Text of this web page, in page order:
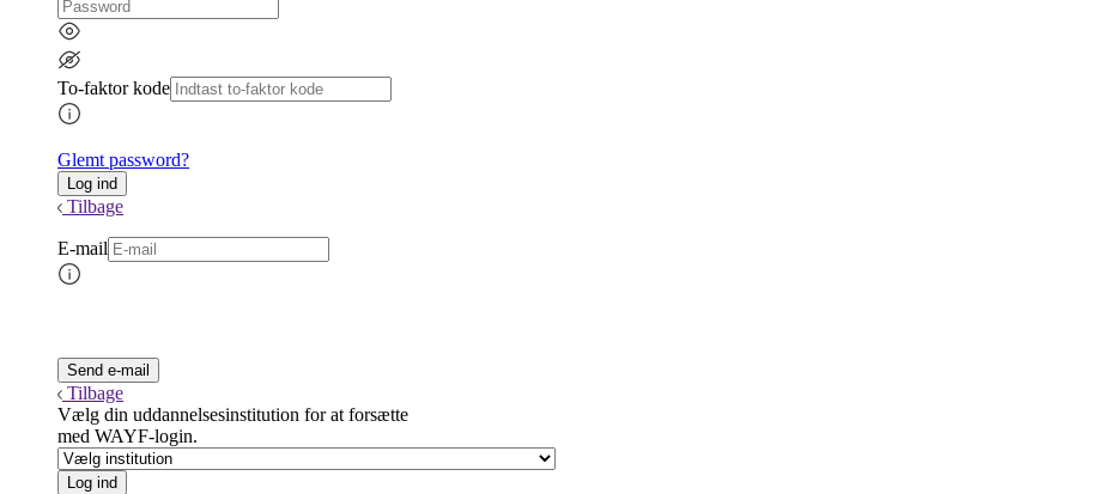
To-faktor kode
Glemt password?
Tilbage
E-mail
Tilbage
Vælg din uddannelsesinstitution for at forsætte
med WAYF-login.